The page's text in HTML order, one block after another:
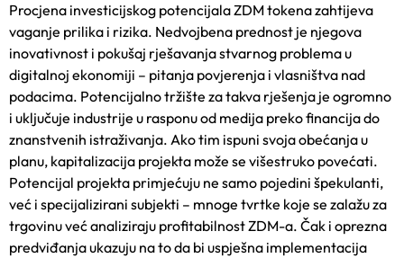
Procjena investicijskog potencijala ZDM tokena zahtijeva
vaganje prilika i rizika. Nedvojbena prednost je njegova
inovativnost i pokušaj rješavanja stvarnog problema u
digitalnoj ekonomiji – pitanja povjerenja i vlasništva nad
podacima. Potencijalno tržište za takva rješenja je ogromno
i uključuje industrije u rasponu od medija preko financija do
znanstvenih istraživanja. Ako tim ispuni svoja obećanja u
planu, kapitalizacija projekta može se višestruko povećati.
Potencijal projekta primjećuju ne samo pojedini špekulanti,
već i specijalizirani subjekti – mnoge tvrtke koje se zalažu za
trgovinuveć analiziraju profitabilnost ZDM-a. Čak i oprezna
predviđanja ukazuju na to da bi uspješna implementacija